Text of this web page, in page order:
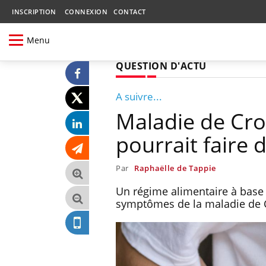
INSCRIPTION CONNEXION CONTACT
Menu
QUESTION D'ACTU
A suivre...
Maladie de
pourrait faire
Par Raphaëlle de Tappie
Un régime alimentaire à
symptômes de la maladie de